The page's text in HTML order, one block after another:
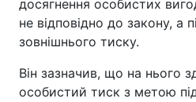
досягнення особистих
не відповідно до закону, а
зовнішнього тиску.
Він зазначив, що на нього
особистий тиск з метою